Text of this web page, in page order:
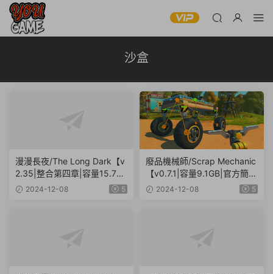
沙盒
漫漫長夜/The Long Dark【v
2.35|整合第四章|容量15.7G
B|官方簡體中文】
2024-12-08 5
廢品機械師/Scrap Mechanic
【v0.7.1|容量9.1GB|官方簡體
中文】2024-12-08 5